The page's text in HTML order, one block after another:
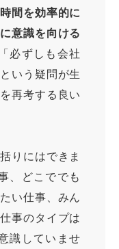
時間を効率的に
意識を向ける
必ずしも会社
いう疑問が生
再考する良い
りにはできま
、どこででも
い仕事、みん
事のタイプは
識していませ